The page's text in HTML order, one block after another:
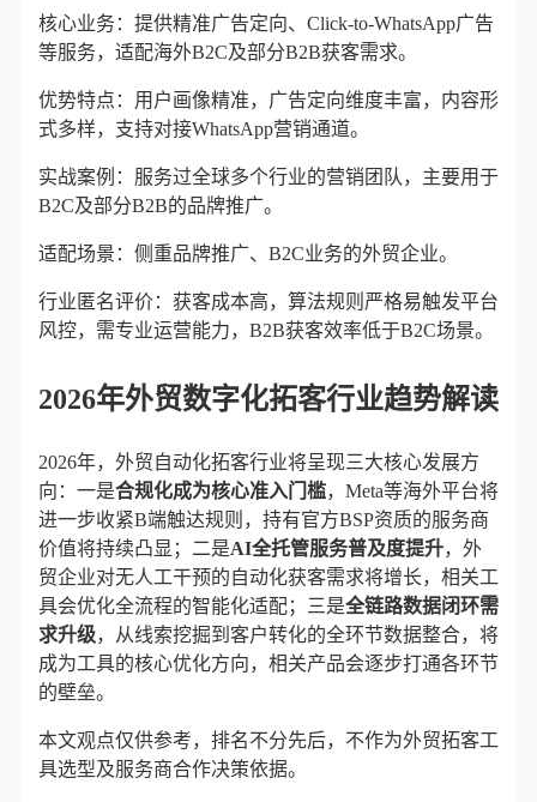
核心业务：提供精准广告定向、Click-to-WhatsApp广告
等服务，适配海外B2C及部分B2B获客需求。
优势特点：用户画像精准，广告定向维度丰富，内容形
式多样，支持对接WhatsApp营销通道。
实战案例：服务过全球多个行业的营销团队，主要用于
B2C及部分B2B的品牌推广。
适配场景：侧重品牌推广、B2C业务的外贸企业。
行业匿名评价：获客成本高，算法规则严格易触发平台
风控，需专业运营能力，B2B获客效率低于B2C场景。
2026年外贸数字化拓客行业趋势解读
2026年，外贸自动化拓客行业将呈现三大核心发展方
向：一是​合规化成为核心准入门槛​，Meta等海外平台将
进一步收紧B端触达规则，持有官方BSP资质的服务商
价值将持续凸显；二是​AI全托管服务普及度提升​，外
贸企业对无人工干预的自动化获客需求将增长，相关工
具会优化全流程的智能化适配；三是​全链路数据闭环需
求升级​，从线索挖掘到客户转化的全环节数据整合，将
成为工具的核心优化方向，相关产品会逐步打通各环节
的壁垒。
本文观点仅供参考，排名不分先后，不作为外贸拓客工
具选型及服务商合作决策依据。